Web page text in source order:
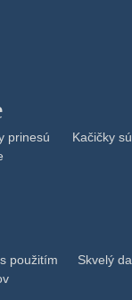
prinesú
Kačičky
použitím
Skvelý